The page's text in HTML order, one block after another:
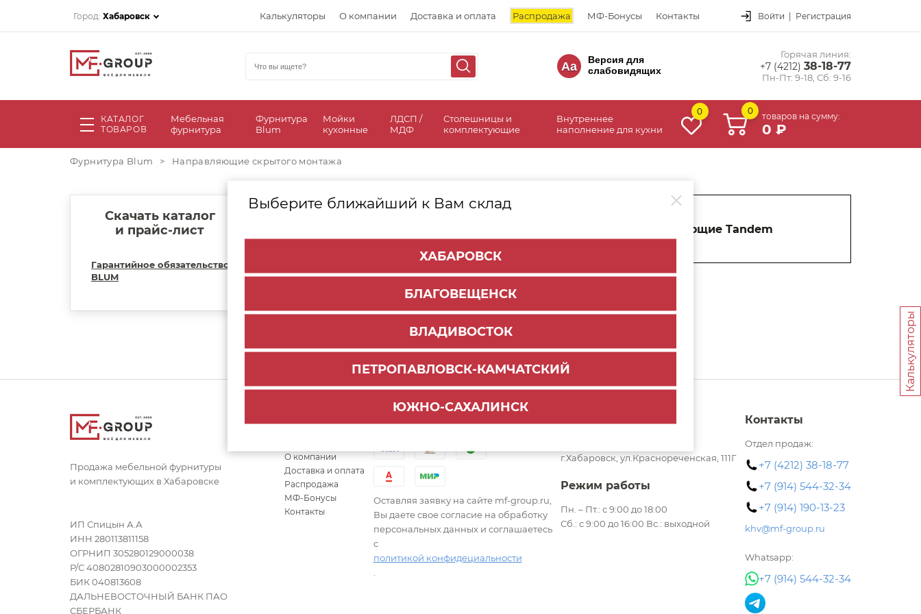
Город: Хабаровск Калькуляторы О компании Доставка и оплата Распродажа МФ-Бонусы Контакты Войти | Регистрация
Aa
Версия для
слабовидящих
Горячая линия:
+7 (4212) 38-18-77
Пн-Пт: 9-18, Сб: 9-16
КАТАЛОГ
ТОВАРОВ
Мебельная
фурнитура
Фурнитура
Blum
Мойки
кухонные
ЛДСП /
МДФ
Столешницы и
комплектующие
Внутреннее
наполнение для кухни
0 0
товаров на сумму:
0 ₽
Выберите ближайший к Вам склад
ХАБАРОВСК
БЛАГОВЕЩЕНСК
ВЛАДИВОСТОК
ПЕТРОПАВЛОВСК-КАМЧАТСКИЙ
ЮЖНО-САХАЛИНСК
Фурнитура Blum > Направляющие скрытого монтажа
Скачать каталог
и прайс-лист
Гарантийное обязательство
BLUM
Направляющие Tandem
Калькуляторы
Продажа мебельной фурнитуры
и комплектующих в Хабаровске
ИП Спицын А.А
ИНН 280113811158
ОГРНИП 305280129000038
Р/С 40802810903000002353
БИК 040813608
ДАЛЬНЕВОСТОЧНЫЙ БАНК ПАО
СБЕРБАНК
О компании
Доставка и оплата
Распродажа
МФ-Бонусы
Контакты
Оставляя заявку на сайте mf-group.ru,
Вы даете свое согласие на обработку
персональных данных и соглашаетесь
с
политикой конфидециальности
г.Хабаровск, ул.Краснореченская, 111Г
Режим работы
Пн. – Пт.: с 9:00 до 18:00
Сб.: с 9:00 до 16:00 Вс.: выходной
Контакты
Отдел продаж:
+7 (4212) 38-18-77
+7 (914) 544-32-34
+7 (914) 190-13-23
khv@mf-group.ru
Whatsapp:
+7 (914) 544-32-34